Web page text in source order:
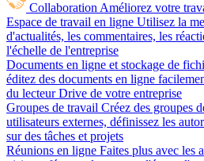
Collaboration Améliorez votre
Espace de travail en ligne Utilisez la
d'actualités, les commentaires, les
l'échelle de l'entreprise
Documents en ligne et stockage de
éditez des documents en ligne
du lecteur Drive de votre entreprise
Groupes de travail Créez des groupes
utilisateurs externes, définissez les
sur des tâches et projets
Réunions en ligne Faites plus avec les